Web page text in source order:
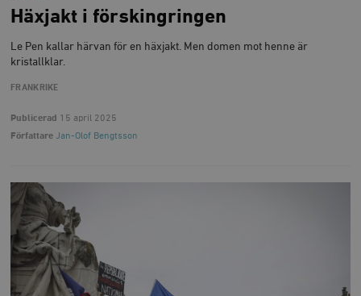
Häxjakt i förskingringen
Le Pen kallar härvan för en häxjakt. Men domen mot henne är
kristallklar.
FRANKRIKE
Publicerad 15 april 2025
Författare Jan-Olof Bengtsson